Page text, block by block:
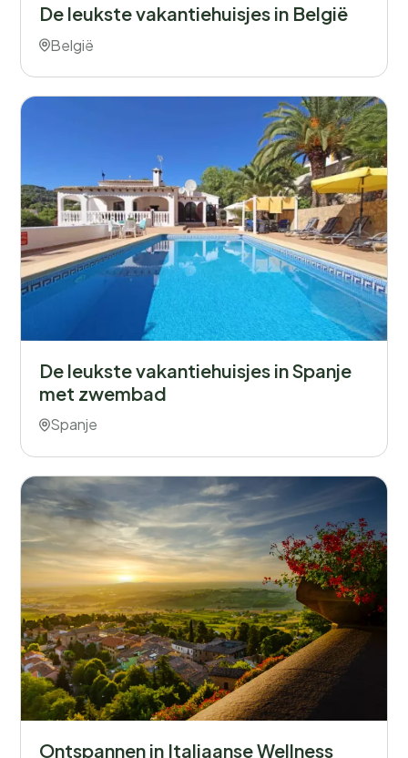
De leukste vakantiehuisjes in België
België
De leukste vakantiehuisjes in Spanje
met zwembad
Spanje
Ontspannen in Italiaanse Wellness